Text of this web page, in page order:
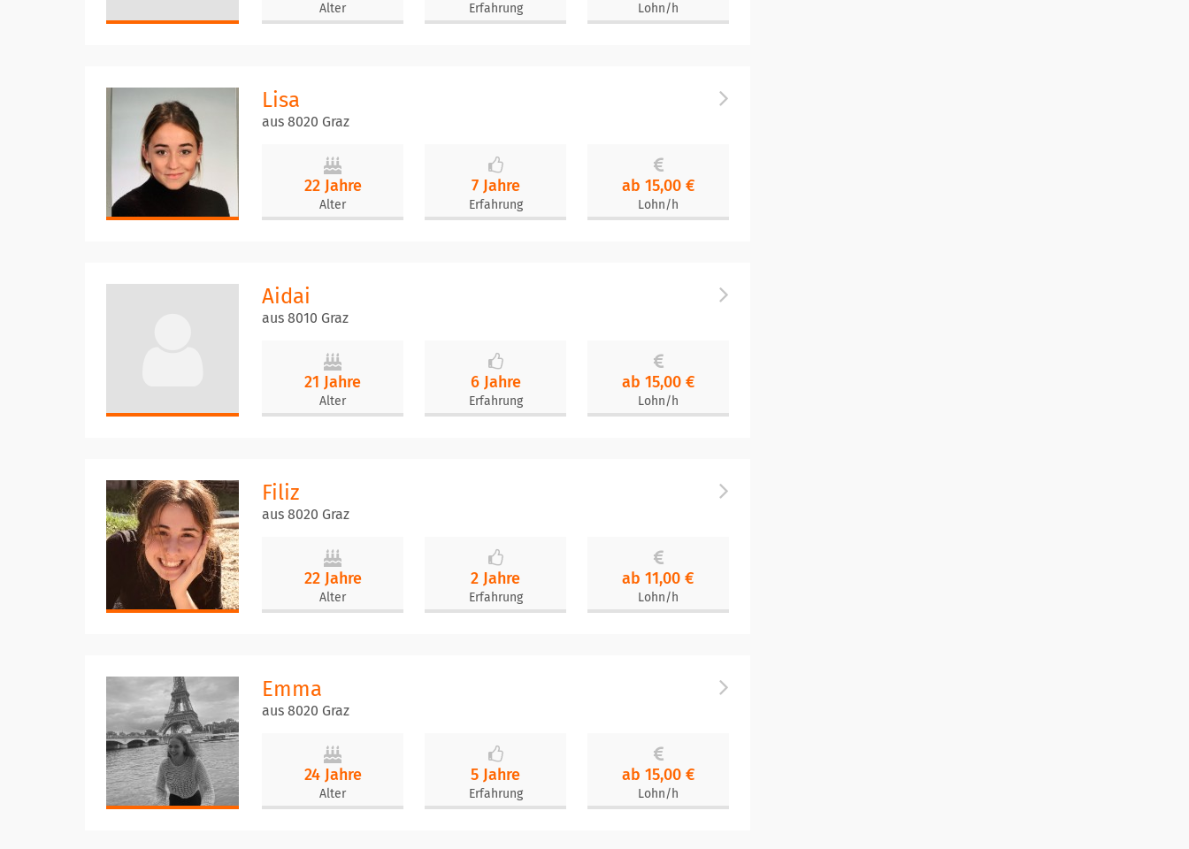
Alter Erfahrung Lohn/h
Lisa
aus 8020 Graz
22 Jahre
Alter
7 Jahre
Erfahrung
ab 15,00 €
Lohn/h
Aidai
aus 8010 Graz
21 Jahre
Alter
6 Jahre
Erfahrung
ab 15,00 €
Lohn/h
Filiz
aus 8020 Graz
22 Jahre
Alter
2 Jahre
Erfahrung
ab 11,00 €
Lohn/h
Emma
aus 8020 Graz
24 Jahre
Alter
5 Jahre
Erfahrung
ab 15,00 €
Lohn/h